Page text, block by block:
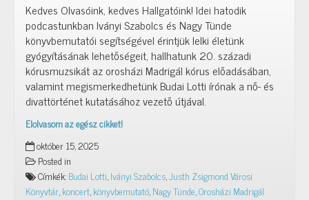
Kedves Olvasóink, kedves Hallgatóink! Idei hatodik
podcastunkban Iványi Szabolcs és Nagy Tünde
könyvbemutatói segítségével érintjük lelki életünk
gyógyításának lehetőségeit, hallhatunk 20. századi
kórusmuzsikát az orosházi Madrigál kórus előadásában,
valamint megismerkedhetünk Budai Lotti írónak a nő- és
divattörténet kutatásához vezető útjával.
Elolvasom az egész cikket!
Lelki
barangolások,
kórusmuzsika,
nő-
október 15, 2025
Posted in
Címkék:Budai Lotti,Iványi Szabolcs,Justh Zsigmond Városi
Könyvtár,koncert,könyvbemutató,Nagy Tünde,Orosházi Madrigál